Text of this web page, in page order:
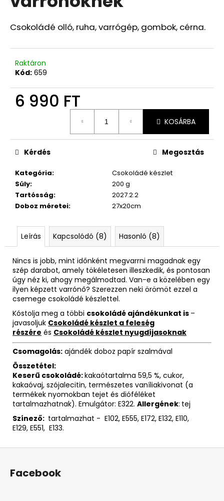
ből
csillag.
Csokoládé olló, ruha, varrógép, gombok, cérna.
Raktáron
Kód: 659
6 990 FT
KOSÁRBA
Kategória:
Csokoládé készlet
Súly:
200 g
Tartósság:
2027.2.2
Doboz méretei: 27x20cm
Kérdés Megosztás
Leírás Kapcsolódó (8) Hasonló (8)
Nincs is jobb, mint időnként megvarrni magadnak egy
szép darabot, amely tökéletesen illeszkedik, és pontosan
úgy néz ki, ahogy megálmodtad. Van-e a közelében egy
ilyen képzett varrónő? Szerezzen neki örömöt ezzel a
csemege csokoládé készlettel.
Kóstolja meg a többi csokoládé ajándékunkat is –
javasoljuk Csokoládé készlet a feleség
részére és Csokoládé készlet nyugdíjasoknak
Csomagolás: ajándék doboz papír szalmával
Összetétel:
Keserű csokoládé:kakaótartalma 59,5 %, cukor,
kakaóvaj, szójalecitin, természetes vaníliakivonat (a
termékek nyomokban tejet és dióféléket
tartalmazhatnak). Emulgátor: E322. Allergének: tej
Színező: tartalmazhat - E102, E555, E172, E132, E110,
E129, E551, E133.
Facebook